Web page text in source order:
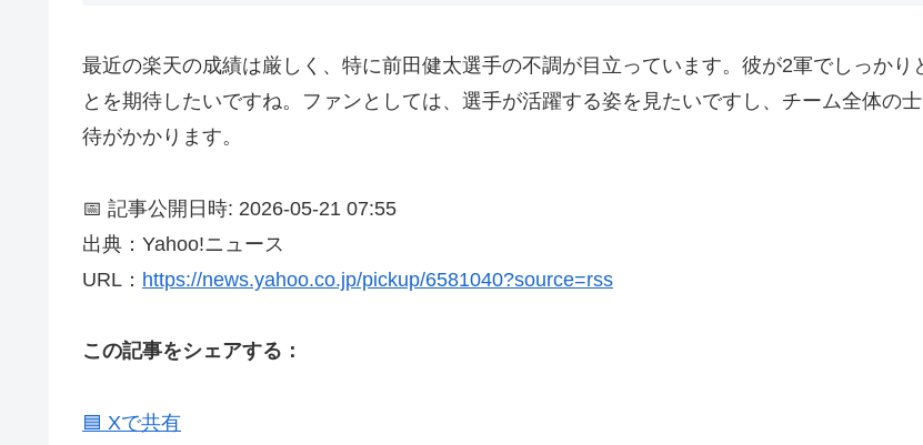
最近の楽天の成績は厳しく、特に前田健太選手の不調が目立っています。彼が2軍でしっか
とを期待したいですね。ファンとしては、選手が活躍する姿を見たいですし、チーム全体の
待がかかります。
📅 記事公開日時: 2026-05-21 07:55
出典：Yahoo!ニュース
URL： https://news.yahoo.co.jp/pickup/6581040?source=rss
この記事をシェアする：
🟦 Xで共有